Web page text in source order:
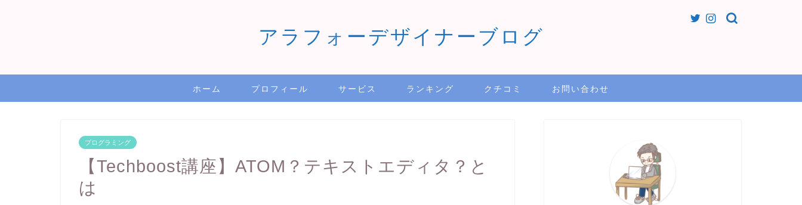
アラフォーデザイナーブログ
ホーム プロフィール サービス ランキング クチコミ お問い合わせ
プログラミング
【Techboost講座】ATOM？テキストエディタ？と
は